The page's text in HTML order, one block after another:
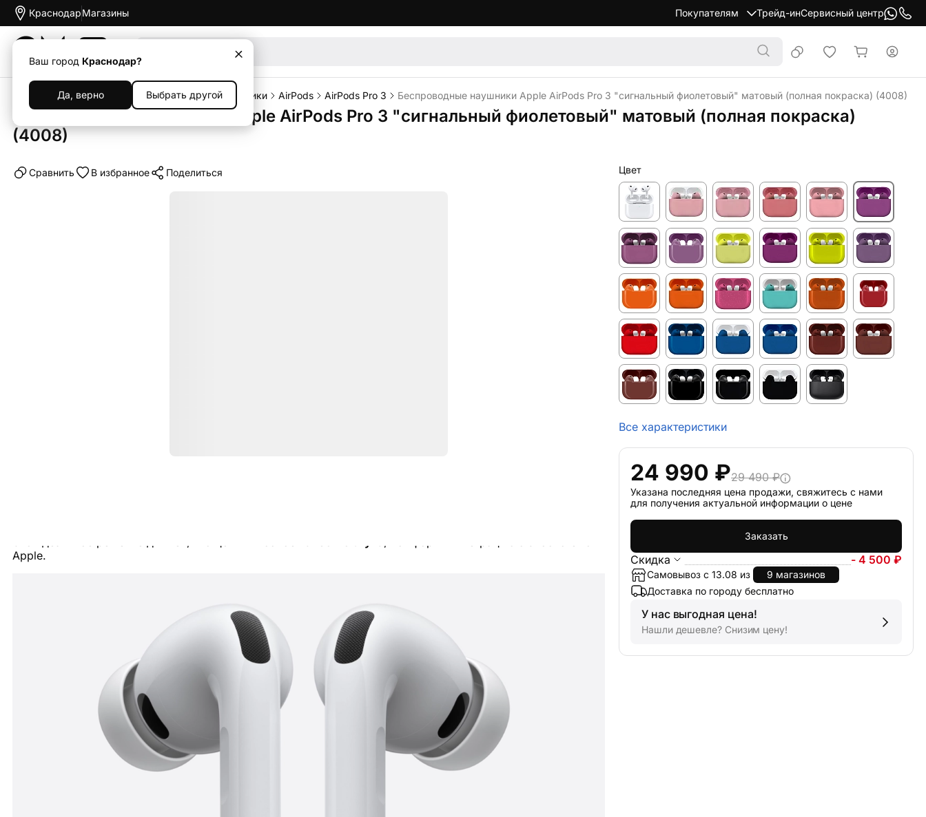
Краснодар
Ваш город Краснодар?
Да, верно Выбрать другой
Магазины Покупателям Трейд-инСервисный центр
Каталог Наушники и колонки Наушники AirPods AirPods Pro 3 Беспроводные наушники Apple AirPods Pro 3 "сигнальный фиолетовый" матовый (полная покраска) (4008)
Беспроводные наушники Apple AirPods Pro 3 "сигнальный фиолетовый" матовый (полная покраска)
(4008)
Cравнить В избранное Поделиться
Apple.
Цвет
Все характеристики
24 990 ₽29 490 ₽
Указана последняя цена продажи, свяжитесь с нами
для получения актуальной информации о цене
Заказать
Скидка - 4 500 ₽
Самовывоз с 13.08 из
9 магазинов
Доставка по городу бесплатно
У нас выгодная цена!
Нашли дешевле? Снизим цену!